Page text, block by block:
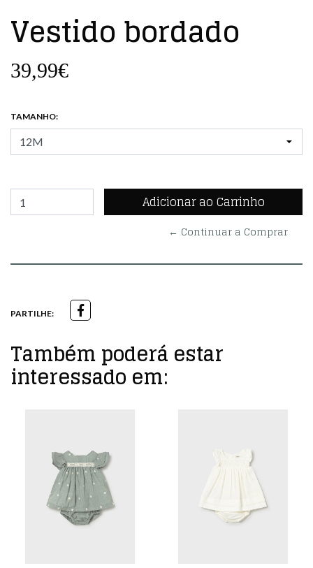
Vestido bordado
39,99€
TAMANHO:
← Continuar a Comprar
PARTILHE:
Também poderá estar
interessado em: